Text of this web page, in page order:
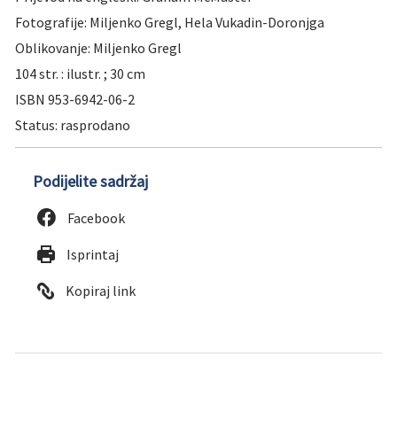
Fotografije: Miljenko Gregl, Hela Vukadin-Doronjga
Oblikovanje: Miljenko Gregl
104 str. : ilustr. ; 30 cm
ISBN 953-6942-06-2
Status: rasprodano
Podijelite sadržaj
Facebook
Isprintaj
Kopiraj link